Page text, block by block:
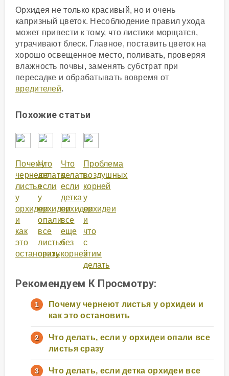
Орхидея не только красивый, но и очень
капризный цветок. Несоблюдение правил ухода
может привести к тому, что листики морщатся,
утрачивают блеск. Главное, поставить цветок на
хорошо освещенное место, поливать, проверяя
влажность почвы, заменять субстрат при
пересадке и обрабатывать вовремя от
вредителей.
Похожие статьи
Почему
чернеют
листья
у
орхидеи
и
как
это
остановить
Что
делать,
если
у
орхидеи
опали
все
листья
сразу
Что
делать,
если
детка
орхидеи
все
еще
без
корней
Проблема
воздушных
корней
у
орхидеи
и
что
с
этим
делать
Рекомендуем К Просмотру:
Почему чернеют листья у орхидеи и
как это остановить
Что делать, если у орхидеи опали все
листья сразу
Что делать, если детка орхидеи все